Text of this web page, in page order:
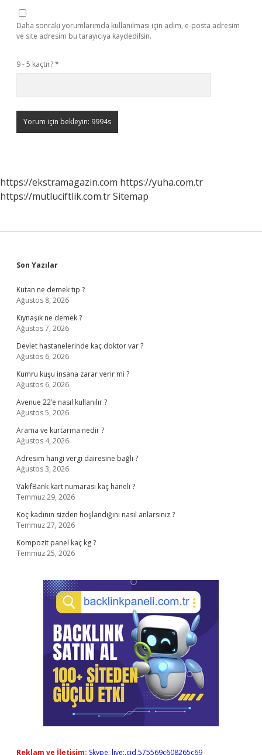
Daha sonraki yorumlarımda kullanılması için adım, e-posta adresim
ve site adresim bu tarayıcıya kaydedilsin.
9 - 5 kaçtır?*
https://ekstramagazin.com https://yuha.com.tr
https://mutluciftlik.com.trSitemap
Sidebar
Son Yazılar
Kutan ne demek tıp ?
Ağustos 8, 2026
Kıynaşık ne demek ?
Ağustos 7, 2026
Devlet hastanelerinde kaç doktor var ?
Ağustos 6, 2026
Kumru kuşu insana zarar verir mi ?
Ağustos 6, 2026
Avenue 22’e nasıl kullanılır ?
Ağustos 5, 2026
Arama ve kurtarma nedir ?
Ağustos 4, 2026
Adresim hangi vergi dairesine bağlı ?
Ağustos 3, 2026
VakıfBank kart numarası kaç haneli ?
Temmuz 29, 2026
Koç kadının sizden hoşlandığını nasıl anlarsınız ?
Temmuz 27, 2026
Kompozit panel kaç kg ?
Temmuz 25, 2026
Reklam ve İletişim: Skype: live:.cid.575569c608265c69